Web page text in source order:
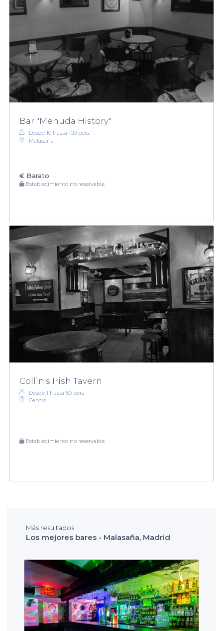
Bar "Menuda History"
Desde 10 hasta 100 pers.
Malasaña
€ Barato
Establecimiento no reservable
Collin's Irish Tavern
Desde 1 hasta 50 pers.
Centro
Establecimiento no reservable
Más resultados
Los mejores bares - Malasaña, Madrid